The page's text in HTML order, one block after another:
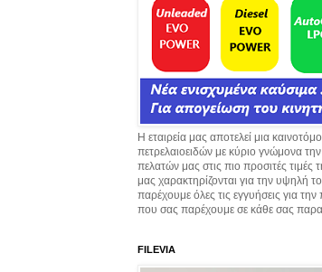
Η εταιρεία μας αποτελεί μια
πετρελαιοειδών με κύριο γνώμονα
πελατών μας στις πιο προσιτές τιμές
μας χαρακτηρίζονται για την υψηλή
παρέχουμε όλες τις εγγυήσεις για
που σας παρέχουμε σε κάθε σας
FILEVIA